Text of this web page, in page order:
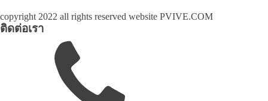
copyright 2022 all rights reserved website PVIVE.COM
ติดต่อเรา